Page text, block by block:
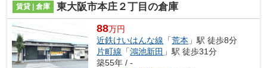
賃貸 | 倉庫 東大阪市本庄２丁目の倉庫
88万円
近鉄けいはんな線 「荒本 」駅 徒歩8分
片町線 「鴻池新田 」駅 徒歩31分
築55年 / -